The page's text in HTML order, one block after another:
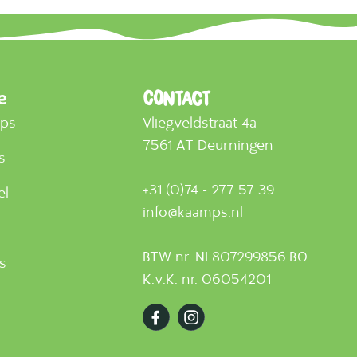
Contact
Vliegveldstraat 4a
7561 AT Deurningen
+31 (0)74 - 277 57 39
info@kaamps.nl
BTW nr. NL807299856.B0
K.v.K. nr. 06054201